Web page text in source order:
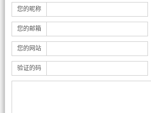
您的昵称
您的邮箱
您的网站
验证的码